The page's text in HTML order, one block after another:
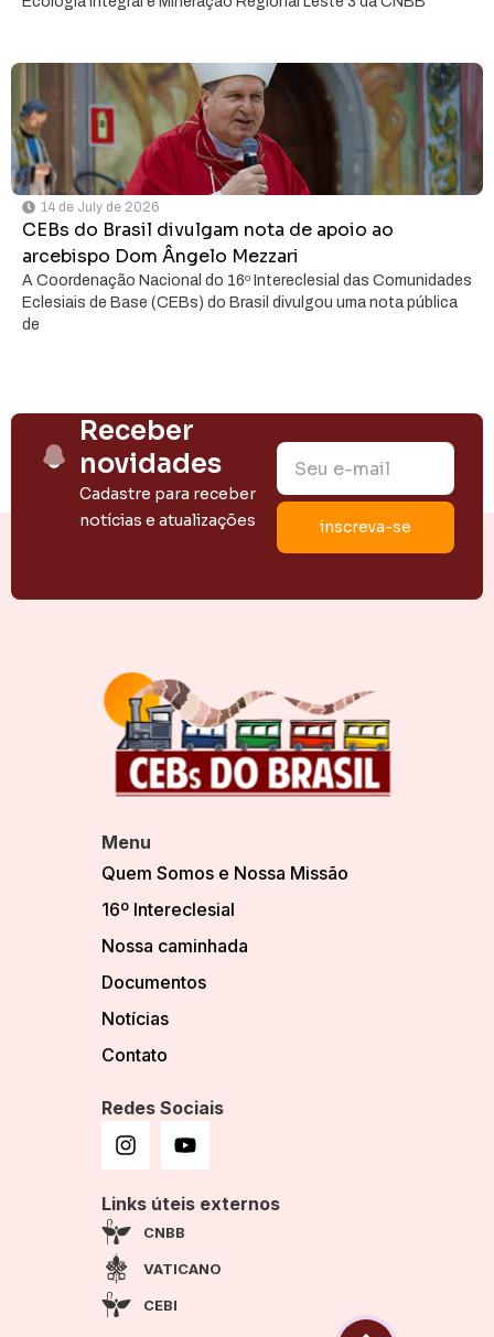
14 de July de 2026
CEBs do Brasil divulgam nota de apoio ao
arcebispo Dom Ângelo Mezzari
A Coordenação Nacional do 16º Intereclesial das Comunidades
Eclesiais de Base (CEBs) do Brasil divulgou uma nota pública
de
Receber
novidades
Cadastre para receber
notícias e atualizações
Menu
Quem Somos e Nossa Missão
16º Intereclesial
Nossa caminhada
Documentos
Notícias
Contato
Redes Sociais
Links úteis externos
CNBB
VATICANO
CEBI